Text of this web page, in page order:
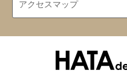
アクセスマップ